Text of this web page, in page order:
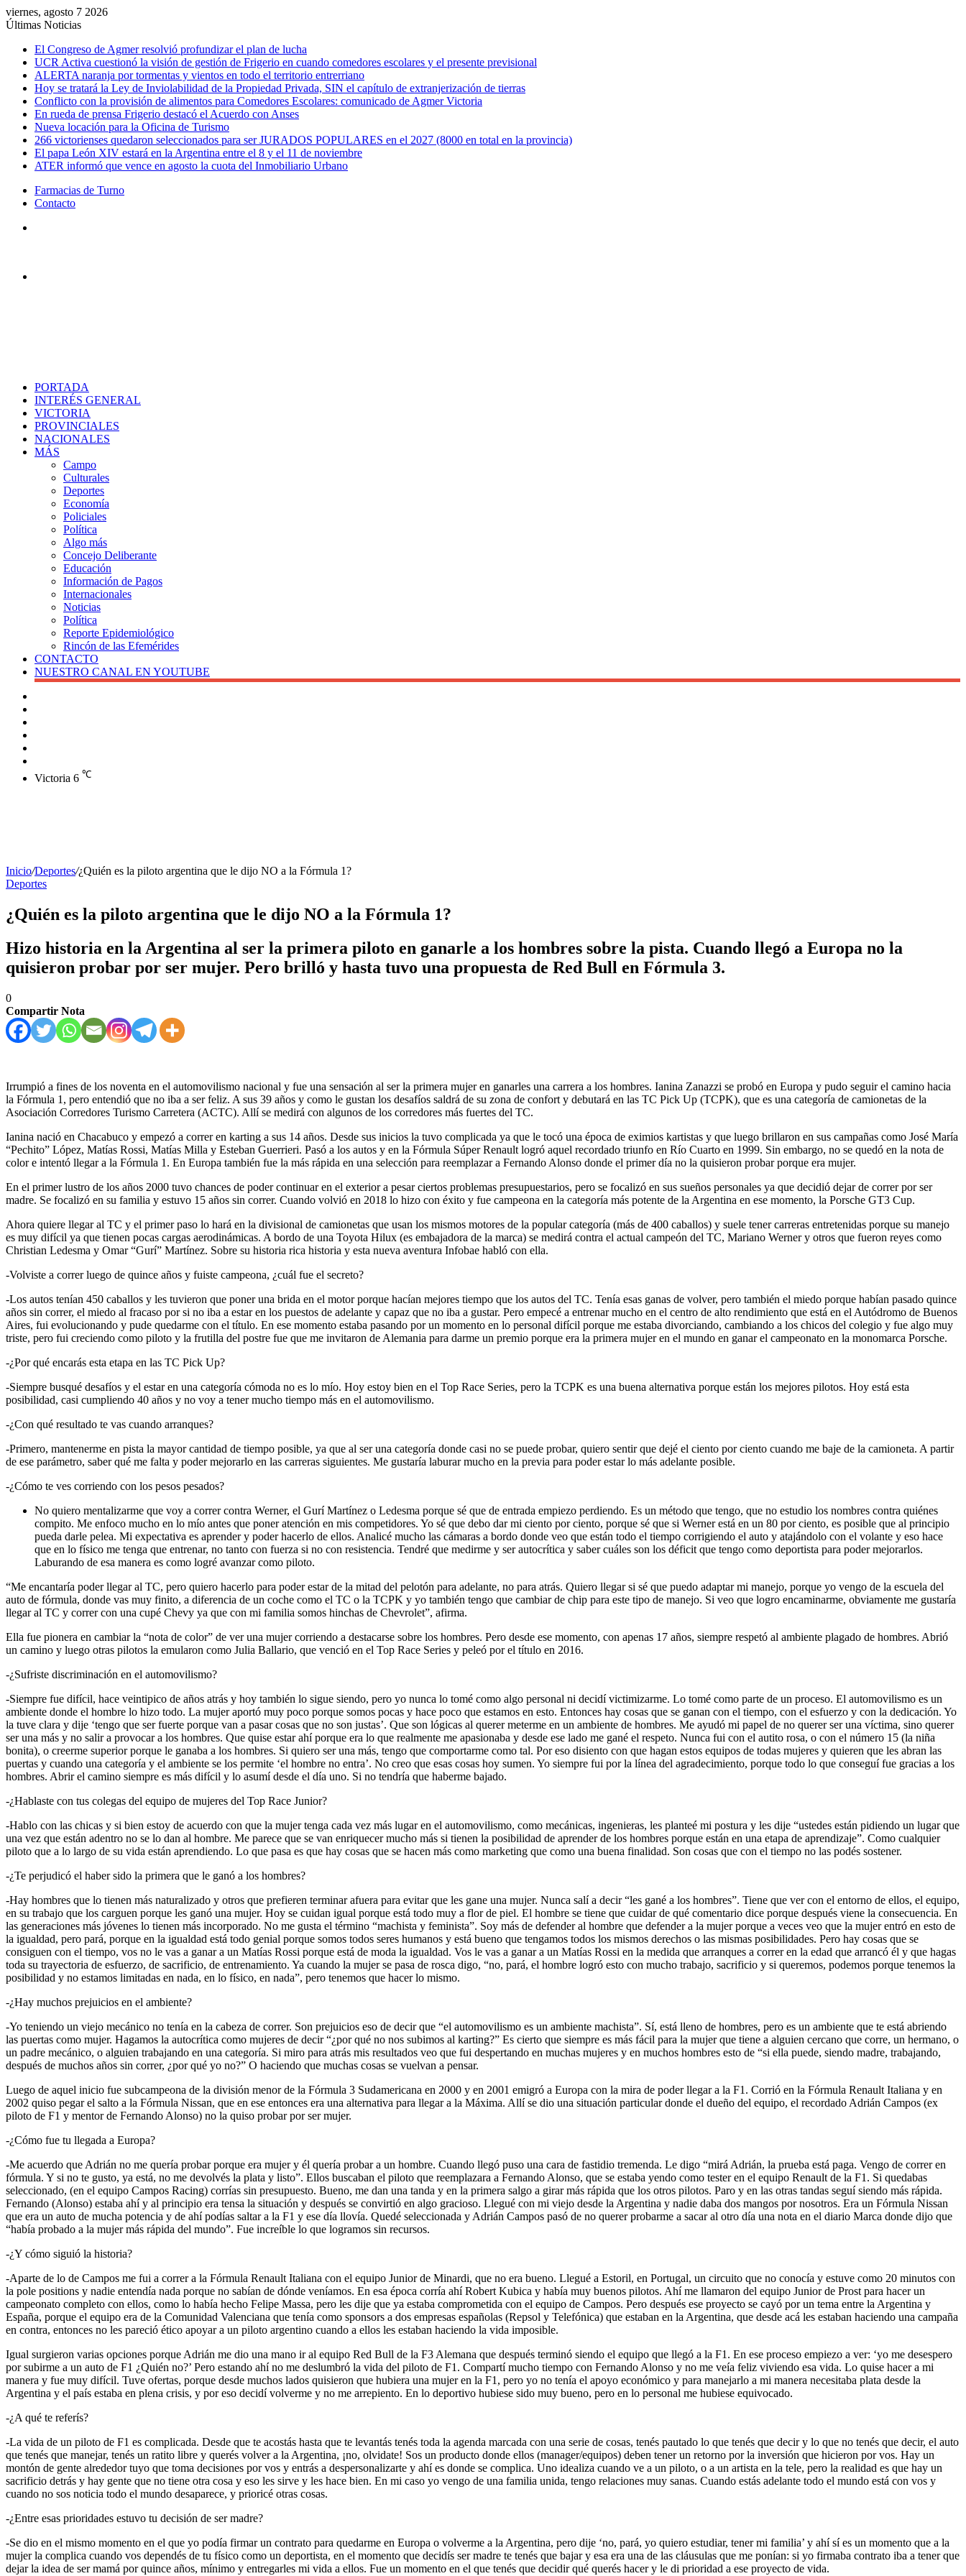
viernes, agosto 7 2026
Últimas Noticias
El Congreso de Agmer resolvió profundizar el plan de lucha
UCR Activa cuestionó la visión de gestión de Frigerio en cuando comedores escolares y el presente previsional
ALERTA naranja por tormentas y vientos en todo el territorio entrerriano
Hoy se tratará la Ley de Inviolabilidad de la Propiedad Privada, SIN el capítulo de extranjerización de tierras
Conflicto con la provisión de alimentos para Comedores Escolares: comunicado de Agmer Victoria
En rueda de prensa Frigerio destacó el Acuerdo con Anses
Nueva locación para la Oficina de Turismo
266 victorienses quedaron seleccionados para ser JURADOS POPULARES en el 2027 (8000 en total en la provincia)
El papa León XIV estará en la Argentina entre el 8 y el 11 de noviembre
ATER informó que vence en agosto la cuota del Inmobiliario Urbano
Farmacias de Turno
Contacto
PORTADA
INTERÉS GENERAL
VICTORIA
PROVINCIALES
NACIONALES
MÁS
Campo
Culturales
Deportes
Economía
Policiales
Política
Algo más
Concejo Deliberante
Educación
Información de Pagos
Internacionales
Noticias
Política
Reporte Epidemiológico
Rincón de las Efemérides
CONTACTO
NUESTRO CANAL EN YOUTUBE
Victoria 6 ℃
Inicio/Deportes/¿Quién es la piloto argentina que le dijo NO a la Fórmula 1?
Deportes
¿Quién es la piloto argentina que le dijo NO a la Fórmula 1?
Hizo historia en la Argentina al ser la primera piloto en ganarle a los hombres sobre la pista. Cuando llegó a Europa no la
quisieron probar por ser mujer. Pero brilló y hasta tuvo una propuesta de Red Bull en Fórmula 3.
0
Compartir Nota
Irrumpió a fines de los noventa en el automovilismo nacional y fue una sensación al ser la primera mujer en ganarles una carrera a los hombres. Ianina Zanazzi se probó en Europa y pudo seguir el camino hacia
la Fórmula 1, pero entendió que no iba a ser feliz. A sus 39 años y como le gustan los desafíos saldrá de su zona de confort y debutará en las TC Pick Up (TCPK), que es una categoría de camionetas de la
Asociación Corredores Turismo Carretera (ACTC). Allí se medirá con algunos de los corredores más fuertes del TC.
Ianina nació en Chacabuco y empezó a correr en karting a sus 14 años. Desde sus inicios la tuvo complicada ya que le tocó una época de eximios kartistas y que luego brillaron en sus campañas como José María
“Pechito” López, Matías Rossi, Matías Milla y Esteban Guerrieri. Pasó a los autos y en la Fórmula Súper Renault logró aquel recordado triunfo en Río Cuarto en 1999. Sin embargo, no se quedó en la nota de
color e intentó llegar a la Fórmula 1. En Europa también fue la más rápida en una selección para reemplazar a Fernando Alonso donde el primer día no la quisieron probar porque era mujer.
En el primer lustro de los años 2000 tuvo chances de poder continuar en el exterior a pesar ciertos problemas presupuestarios, pero se focalizó en sus sueños personales ya que decidió dejar de correr por ser
madre. Se focalizó en su familia y estuvo 15 años sin correr. Cuando volvió en 2018 lo hizo con éxito y fue campeona en la categoría más potente de la Argentina en ese momento, la Porsche GT3 Cup.
Ahora quiere llegar al TC y el primer paso lo hará en la divisional de camionetas que usan los mismos motores de la popular categoría (más de 400 caballos) y suele tener carreras entretenidas porque su manejo
es muy difícil ya que tienen pocas cargas aerodinámicas. A bordo de una Toyota Hilux (es embajadora de la marca) se medirá contra el actual campeón del TC, Mariano Werner y otros que fueron reyes como
Christian Ledesma y Omar “Gurí” Martínez. Sobre su historia rica historia y esta nueva aventura Infobae habló con ella.
-Volviste a correr luego de quince años y fuiste campeona, ¿cuál fue el secreto?
-Los autos tenían 450 caballos y les tuvieron que poner una brida en el motor porque hacían mejores tiempo que los autos del TC. Tenía esas ganas de volver, pero también el miedo porque habían pasado quince
años sin correr, el miedo al fracaso por si no iba a estar en los puestos de adelante y capaz que no iba a gustar. Pero empecé a entrenar mucho en el centro de alto rendimiento que está en el Autódromo de Buenos
Aires, fui evolucionando y pude quedarme con el título. En ese momento estaba pasando por un momento en lo personal difícil porque me estaba divorciando, cambiando a los chicos del colegio y fue algo muy
triste, pero fui creciendo como piloto y la frutilla del postre fue que me invitaron de Alemania para darme un premio porque era la primera mujer en el mundo en ganar el campeonato en la monomarca Porsche.
-¿Por qué encarás esta etapa en las TC Pick Up?
-Siempre busqué desafíos y el estar en una categoría cómoda no es lo mío. Hoy estoy bien en el Top Race Series, pero la TCPK es una buena alternativa porque están los mejores pilotos. Hoy está esta
posibilidad, casi cumpliendo 40 años y no voy a tener mucho tiempo más en el automovilismo.
-¿Con qué resultado te vas cuando arranques?
-Primero, mantenerme en pista la mayor cantidad de tiempo posible, ya que al ser una categoría donde casi no se puede probar, quiero sentir que dejé el ciento por ciento cuando me baje de la camioneta. A partir
de ese parámetro, saber qué me falta y poder mejorarlo en las carreras siguientes. Me gustaría laburar mucho en la previa para poder estar lo más adelante posible.
-¿Cómo te ves corriendo con los pesos pesados?
No quiero mentalizarme que voy a correr contra Werner, el Gurí Martínez o Ledesma porque sé que de entrada empiezo perdiendo. Es un método que tengo, que no estudio los nombres contra quiénes
compito. Me enfoco mucho en lo mío antes que poner atención en mis competidores. Yo sé que debo dar mi ciento por ciento, porque sé que si Werner está en un 80 por ciento, es posible que al principio
pueda darle pelea. Mi expectativa es aprender y poder hacerlo de ellos. Analicé mucho las cámaras a bordo donde veo que están todo el tiempo corrigiendo el auto y atajándolo con el volante y eso hace
que en lo físico me tenga que entrenar, no tanto con fuerza si no con resistencia. Tendré que medirme y ser autocrítica y saber cuáles son los déficit que tengo como deportista para poder mejorarlos.
Laburando de esa manera es como logré avanzar como piloto.
“Me encantaría poder llegar al TC, pero quiero hacerlo para poder estar de la mitad del pelotón para adelante, no para atrás. Quiero llegar si sé que puedo adaptar mi manejo, porque yo vengo de la escuela del
auto de fórmula, donde vas muy finito, a diferencia de un coche como el TC o la TCPK y yo también tengo que cambiar de chip para este tipo de manejo. Si veo que logro encaminarme, obviamente me gustaría
llegar al TC y correr con una cupé Chevy ya que con mi familia somos hinchas de Chevrolet”, afirma.
Ella fue pionera en cambiar la “nota de color” de ver una mujer corriendo a destacarse sobre los hombres. Pero desde ese momento, con apenas 17 años, siempre respetó al ambiente plagado de hombres. Abrió
un camino y luego otras pilotos la emularon como Julia Ballario, que venció en el Top Race Series y peleó por el título en 2016.
-¿Sufriste discriminación en el automovilismo?
-Siempre fue difícil, hace veintipico de años atrás y hoy también lo sigue siendo, pero yo nunca lo tomé como algo personal ni decidí victimizarme. Lo tomé como parte de un proceso. El automovilismo es un
ambiente donde el hombre lo hizo todo. La mujer aportó muy poco porque somos pocas y hace poco que estamos en esto. Entonces hay cosas que se ganan con el tiempo, con el esfuerzo y con la dedicación. Yo
la tuve clara y dije ‘tengo que ser fuerte porque van a pasar cosas que no son justas’. Que son lógicas al querer meterme en un ambiente de hombres. Me ayudó mi papel de no querer ser una víctima, sino querer
ser una más y no salir a provocar a los hombres. Que quise estar ahí porque era lo que realmente me apasionaba y desde ese lado me gané el respeto. Nunca fui con el autito rosa, o con el número 15 (la niña
bonita), o creerme superior porque le ganaba a los hombres. Si quiero ser una más, tengo que comportarme como tal. Por eso disiento con que hagan estos equipos de todas mujeres y quieren que les abran las
puertas y cuando una categoría y el ambiente se los permite ‘el hombre no entra’. No creo que esas cosas hoy sumen. Yo siempre fui por la línea del agradecimiento, porque todo lo que conseguí fue gracias a los
hombres. Abrir el camino siempre es más difícil y lo asumí desde el día uno. Si no tendría que haberme bajado.
-¿Hablaste con tus colegas del equipo de mujeres del Top Race Junior?
-Hablo con las chicas y si bien estoy de acuerdo con que la mujer tenga cada vez más lugar en el automovilismo, como mecánicas, ingenieras, les planteé mi postura y les dije “ustedes están pidiendo un lugar que
una vez que están adentro no se lo dan al hombre. Me parece que se van enriquecer mucho más si tienen la posibilidad de aprender de los hombres porque están en una etapa de aprendizaje”. Como cualquier
piloto que a lo largo de su vida están aprendiendo. Lo que pasa es que hay cosas que se hacen más como marketing que como una buena finalidad. Son cosas que con el tiempo no las podés sostener.
-¿Te perjudicó el haber sido la primera que le ganó a los hombres?
-Hay hombres que lo tienen más naturalizado y otros que prefieren terminar afuera para evitar que les gane una mujer. Nunca salí a decir “les gané a los hombres”. Tiene que ver con el entorno de ellos, el equipo,
en su trabajo que los carguen porque les ganó una mujer. Hoy se cuidan igual porque está todo muy a flor de piel. El hombre se tiene que cuidar de qué comentario dice porque después viene la consecuencia. En
las generaciones más jóvenes lo tienen más incorporado. No me gusta el término “machista y feminista”. Soy más de defender al hombre que defender a la mujer porque a veces veo que la mujer entró en esto de
la igualdad, pero pará, porque en la igualdad está todo genial porque somos todos seres humanos y está bueno que tengamos todos los mismos derechos o las mismas posibilidades. Pero hay cosas que se
consiguen con el tiempo, vos no le vas a ganar a un Matías Rossi porque está de moda la igualdad. Vos le vas a ganar a un Matías Rossi en la medida que arranques a correr en la edad que arrancó él y que hagas
toda su trayectoria de esfuerzo, de sacrificio, de entrenamiento. Ya cuando la mujer se pasa de rosca digo, “no, pará, el hombre logró esto con mucho trabajo, sacrificio y si queremos, podemos porque tenemos la
posibilidad y no estamos limitadas en nada, en lo físico, en nada”, pero tenemos que hacer lo mismo.
-¿Hay muchos prejuicios en el ambiente?
-Yo teniendo un viejo mecánico no tenía en la cabeza de correr. Son prejuicios eso de decir que “el automovilismo es un ambiente machista”. Sí, está lleno de hombres, pero es un ambiente que te está abriendo
las puertas como mujer. Hagamos la autocrítica como mujeres de decir “¿por qué no nos subimos al karting?” Es cierto que siempre es más fácil para la mujer que tiene a alguien cercano que corre, un hermano, o
un padre mecánico, o alguien trabajando en una categoría. Si miro para atrás mis resultados veo que fui despertando en muchas mujeres y en muchos hombres esto de “si ella puede, siendo madre, trabajando,
después de muchos años sin correr, ¿por qué yo no?” O haciendo que muchas cosas se vuelvan a pensar.
Luego de aquel inicio fue subcampeona de la división menor de la Fórmula 3 Sudamericana en 2000 y en 2001 emigró a Europa con la mira de poder llegar a la F1. Corrió en la Fórmula Renault Italiana y en
2002 quiso pegar el salto a la Fórmula Nissan, que en ese entonces era una alternativa para llegar a la Máxima. Allí se dio una situación particular donde el dueño del equipo, el recordado Adrián Campos (ex
piloto de F1 y mentor de Fernando Alonso) no la quiso probar por ser mujer.
-¿Cómo fue tu llegada a Europa?
-Me acuerdo que Adrián no me quería probar porque era mujer y él quería probar a un hombre. Cuando llegó puso una cara de fastidio tremenda. Le digo “mirá Adrián, la prueba está paga. Vengo de correr en
fórmula. Y si no te gusto, ya está, no me devolvés la plata y listo”. Ellos buscaban el piloto que reemplazara a Fernando Alonso, que se estaba yendo como tester en el equipo Renault de la F1. Si quedabas
seleccionado, (en el equipo Campos Racing) corrías sin presupuesto. Bueno, me dan una tanda y en la primera salgo a girar más rápida que los otros pilotos. Paro y en las otras tandas seguí siendo más rápida.
Fernando (Alonso) estaba ahí y al principio era tensa la situación y después se convirtió en algo gracioso. Llegué con mi viejo desde la Argentina y nadie daba dos mangos por nosotros. Era un Fórmula Nissan
que era un auto de mucha potencia y de ahí podías saltar a la F1 y ese día llovía. Quedé seleccionada y Adrián Campos pasó de no querer probarme a sacar al otro día una nota en el diario Marca donde dijo que
“había probado a la mujer más rápida del mundo”. Fue increíble lo que logramos sin recursos.
-¿Y cómo siguió la historia?
-Aparte de lo de Campos me fui a correr a la Fórmula Renault Italiana con el equipo Junior de Minardi, que no era bueno. Llegué a Estoril, en Portugal, un circuito que no conocía y estuve como 20 minutos con
la pole positions y nadie entendía nada porque no sabían de dónde veníamos. En esa época corría ahí Robert Kubica y había muy buenos pilotos. Ahí me llamaron del equipo Junior de Prost para hacer un
campeonato completo con ellos, como lo había hecho Felipe Massa, pero les dije que ya estaba comprometida con el equipo de Campos. Pero después ese proyecto se cayó por un tema entre la Argentina y
España, porque el equipo era de la Comunidad Valenciana que tenía como sponsors a dos empresas españolas (Repsol y Telefónica) que estaban en la Argentina, que desde acá les estaban haciendo una campaña
en contra, entonces no les pareció ético apoyar a un piloto argentino cuando a ellos les estaban haciendo la vida imposible.
Igual surgieron varias opciones porque Adrián me dio una mano ir al equipo Red Bull de la F3 Alemana que después terminó siendo el equipo que llegó a la F1. En ese proceso empiezo a ver: ‘yo me desespero
por subirme a un auto de F1 ¿Quién no?’ Pero estando ahí no me deslumbró la vida del piloto de F1. Compartí mucho tiempo con Fernando Alonso y no me veía feliz viviendo esa vida. Lo quise hacer a mi
manera y fue muy difícil. Tuve ofertas, porque desde muchos lados quisieron que hubiera una mujer en la F1, pero yo no tenía el apoyo económico y para manejarlo a mi manera necesitaba plata desde la
Argentina y el país estaba en plena crisis, y por eso decidí volverme y no me arrepiento. En lo deportivo hubiese sido muy bueno, pero en lo personal me hubiese equivocado.
-¿A qué te referís?
-La vida de un piloto de F1 es complicada. Desde que te acostás hasta que te levantás tenés toda la agenda marcada con una serie de cosas, tenés pautado lo que tenés que decir y lo que no tenés que decir, el auto
que tenés que manejar, tenés un ratito libre y querés volver a la Argentina, ¡no, olvidate! Sos un producto donde ellos (manager/equipos) deben tener un retorno por la inversión que hicieron por vos. Hay un
montón de gente alrededor tuyo que toma decisiones por vos y entrás a despersonalizarte y ahí es donde se complica. Uno idealiza cuando ve a un piloto, o a un artista en la tele, pero la realidad es que hay un
sacrificio detrás y hay gente que no tiene otra cosa y eso les sirve y les hace bien. En mi caso yo vengo de una familia unida, tengo relaciones muy sanas. Cuando estás adelante todo el mundo está con vos y
cuando no sos noticia todo el mundo desaparece, y prioricé otras cosas.
-¿Entre esas prioridades estuvo tu decisión de ser madre?
-Se dio en el mismo momento en el que yo podía firmar un contrato para quedarme en Europa o volverme a la Argentina, pero dije ‘no, pará, yo quiero estudiar, tener mi familia’ y ahí sí es un momento que a la
mujer la complica cuando vos dependés de tu físico como un deportista, en el momento que decidís ser madre te tenés que bajar y esa era una de las cláusulas que me ponían: si yo firmaba contrato iba a tener que
dejar la idea de ser mamá por quince años, mínimo y entregarles mi vida a ellos. Fue un momento en el que tenés que decidir qué querés hacer y le di prioridad a ese proyecto de vida.